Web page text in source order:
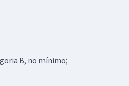
B, no mínimo;